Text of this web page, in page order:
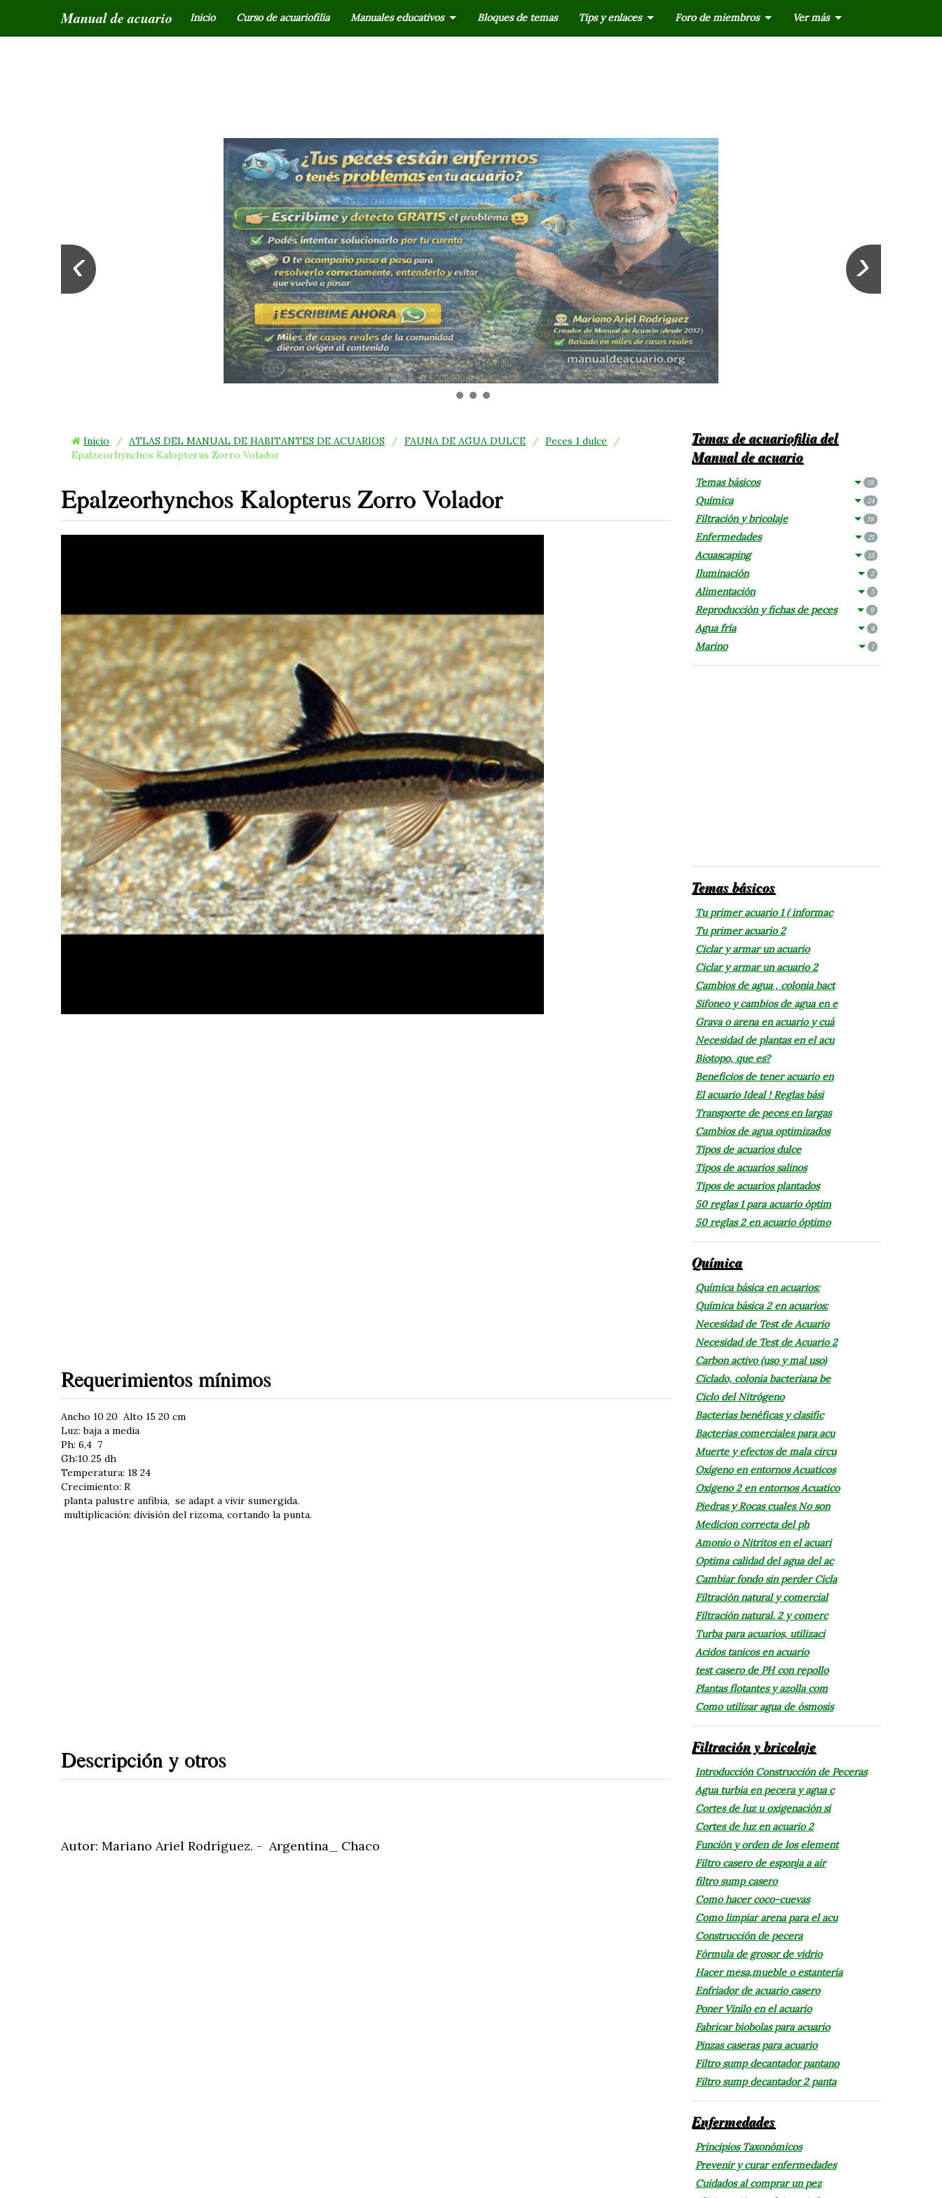
Manual de acuario Inicio Curso de acuariofilia Manuales educativos Bloques de temas Tips y enlaces Foro de miembros Ver más
‹ ›
Inicio / ATLAS DEL MANUAL DE HABITANTES DE ACUARIOS / FAUNA DE AGUA DULCE / Peces 1 dulce
/
Epalzeorhynchos Kalopterus Zorro Volador
Epalzeorhynchos Kalopterus Zorro Volador
Requerimientos mínimos
Ancho 10 20 Alto 15 20 cm
Luz: baja a media
Ph: 6,4 7
Gh:10 25 dh
Temperatura: 18 24
Crecimiento: R
planta palustre anfibia, se adapt a vivir sumergida.
multiplicación: división del rizoma, cortando la punta.
Descripción y otros
Autor: Mariano Ariel Rodríguez. - Argentina_ Chaco
Temas de acuariofilia del
Manual de acuario
Temas básicos 18
Química 24
Filtración y bricolaje 18
Enfermedades 21
Acuascaping 15
Iluminación 2
Alimentación 5
Reproducción y fichas de peces 9
Agua fría 4
Marino 1
Temas básicos
Tu primer acuario 1 ( informac
Tu primer acuario 2
Ciclar y armar un acuario
Ciclar y armar un acuario 2
Cambios de agua , colonia bact
Sifoneo y cambios de agua en e
Grava o arena en acuario y cuá
Necesidad de plantas en el acu
Biotopo, que es?
Beneficios de tener acuario en
El acuario Ideal ! Reglas bási
Transporte de peces en largas
Cambios de agua optimizados
Tipos de acuarios dulce
Tipos de acuarios salinos
Tipos de acuarios plantados
50 reglas 1 para acuario óptim
50 reglas 2 en acuario óptimo
Química
Química básica en acuarios:
Química básica 2 en acuarios:
Necesidad de Test de Acuario
Necesidad de Test de Acuario 2
Carbon activo (uso y mal uso)
Ciclado, colonia bacteriana be
Ciclo del Nitrógeno
Bacterias benéficas y clasific
Bacterias comerciales para acu
Muerte y efectos de mala circu
Oxígeno en entornos Acuaticos
Oxígeno 2 en entornos Acuatico
Piedras y Rocas cuales No son
Medicion correcta del ph
Amonio o Nitritos en el acuari
Optima calidad del agua del ac
Cambiar fondo sin perder Cicla
Filtración natural y comercial
Filtración natural. 2 y comerc
Turba para acuarios, utilizaci
Acidos tanicos en acuario
test casero de PH con repollo
Plantas flotantes y azolla com
Como utilizar agua de ósmosis
Filtración y bricolaje
Introducción Construcción de Peceras
Agua turbia en pecera y agua c
Cortes de luz u oxigenación si
Cortes de luz en acuario 2
Función y orden de los element
Filtro casero de esponja a air
filtro sump casero
Como hacer coco-cuevas
Como limpiar arena para el acu
Construcción de pecera
Fórmula de grosor de vidrio
Hacer mesa,mueble o estantería
Enfriador de acuario casero
Poner Vinilo en el acuario
Fabricar biobolas para acuario
Pinzas caseras para acuario
Filtro sump decantador pantano
Filtro sump decantador 2 panta
Enfermedades
Principios Taxonómicos
Prevenir y curar enfermedades
Cuidados al comprar un pez